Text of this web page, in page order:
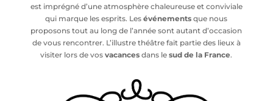
est imprégné d’une atmosphère chaleureuse et conviviale
qui marque les esprits. Lesévénements que nous
proposons tout au long de l’année sont autant d’occasion
de vous rencontrer. L’illustre théâtre fait partie des lieux à
visiter lors de vosvacances dans lesud de la France.